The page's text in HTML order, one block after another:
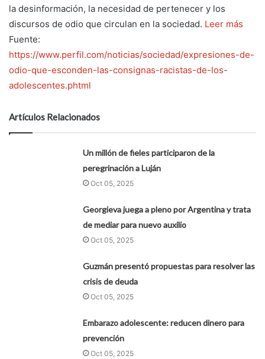
la desinformación, la necesidad de pertenecer y los
discursos de odio que circulan en la sociedad. Leer más
Fuente:
https://www.perfil.com/noticias/sociedad/expresiones-de-
odio-que-esconden-las-consignas-racistas-de-los-
adolescentes.phtml
Artículos Relacionados
Un millón de fieles participaron de la
peregrinación a Luján
Oct 05, 2025
Georgieva juega a pleno por Argentina y trata
de mediar para nuevo auxilio
Oct 05, 2025
Guzmán presentó propuestas para resolver las
crisis de deuda
Oct 05, 2025
Embarazo adolescente: reducen dinero para
prevención
Oct 05, 2025